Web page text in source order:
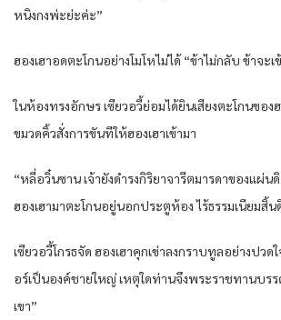
หนิงกงพ่ะย่ะค่ะ”
ฮองเฮาอดตะโกนอย่างโมโหไม่ได้ “ข้าไม่กลับ ข้าจะ
ในห้องทรงอักษร เซียวอวี้ย่อมได้ยินเสียงตะโกนของ
ขมวดคิ้วสั่งการขันทีให้ฮองเฮาเข้ามา
“หลี่อวิ๋นซาน เจ้ายังดำรงกิริยาจารีตมารดาของแผ่
ฮองเฮามาตะโกนอยู่นอกประตูห้อง ไร้ธรรมเนียมสิ้น
เซียวอวี้โกรธจัด ฮองเฮาคุกเข่าลงกราบทูลอย่างปวด
อร์เป็นองค์ชายใหญ่ เหตุใดท่านจึงพระราชทานบร
เขา”